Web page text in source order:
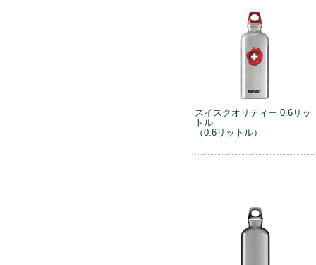
スイスクオリティー 0.6リッ
トル
（0.6リットル）